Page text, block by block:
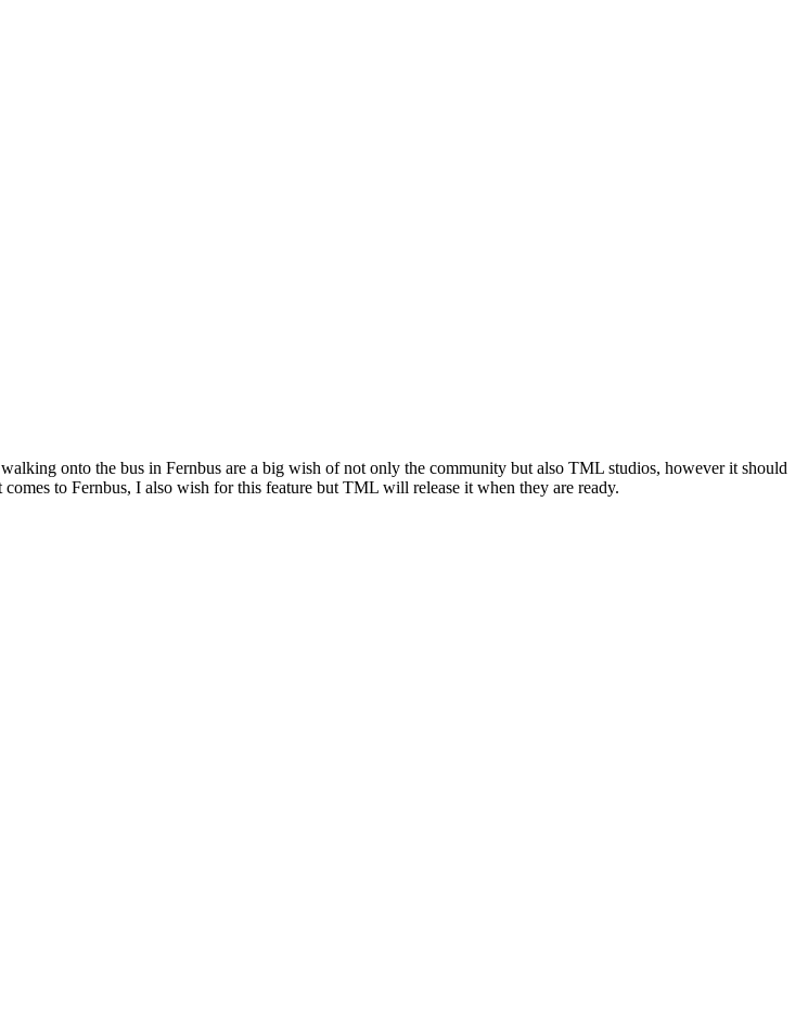
onto the bus in Fernbus are a big wish of not only the community but also TML studios, however it should
to Fernbus, I also wish for this feature but TML will release it when they are ready.